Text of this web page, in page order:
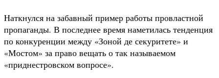
Наткнулся на забавный пример работы провластной
пропаганды. В последнее время наметилась тенденция
по конкуренции между «Зоной де секуритете» и
«Мостом» за право вещать о так называемом
«приднестровском вопросе».